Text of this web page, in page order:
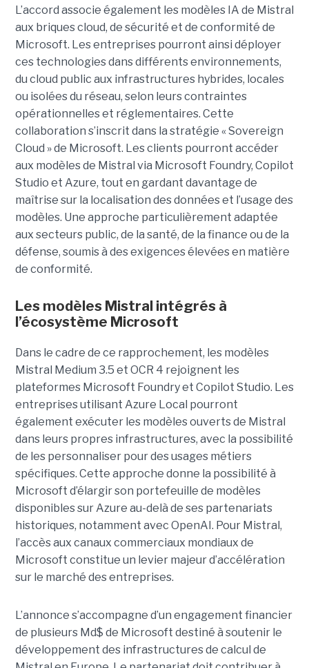
L’accord associe également les modèles IA de Mistral
aux briques cloud, de sécurité et de conformité de
Microsoft. Les entreprises pourront ainsi déployer
ces technologies dans différents environnements,
du cloud public aux infrastructures hybrides, locales
ou isolées du réseau, selon leurs contraintes
opérationnelles et réglementaires. Cette
collaboration s’inscrit dans la stratégie « Sovereign
Cloud » de Microsoft. Les clients pourront accéder
aux modèles de Mistral via Microsoft Foundry, Copilot
Studio et Azure, tout en gardant davantage de
maîtrise sur la localisation des données et l’usage des
modèles. Une approche particulièrement adaptée
aux secteurs public, de la santé, de la finance ou de la
défense, soumis à des exigences élevées en matière
de conformité.
Les modèles Mistral intégrés à
l’écosystème Microsoft
Dans le cadre de ce rapprochement, les modèles
Mistral Medium 3.5 et OCR 4 rejoignent les
plateformes Microsoft Foundry et Copilot Studio. Les
entreprises utilisant Azure Local pourront
également exécuter les modèles ouverts de Mistral
dans leurs propres infrastructures, avec la possibilité
de les personnaliser pour des usages métiers
spécifiques. Cette approche donne la possibilité à
Microsoft d’élargir son portefeuille de modèles
disponibles sur Azure au-delà de ses partenariats
historiques, notamment avec OpenAI. Pour Mistral,
l’accès aux canaux commerciaux mondiaux de
Microsoft constitue un levier majeur d’accélération
sur le marché des entreprises.
L’annonce s’accompagne d’un engagement financier
de plusieurs Md$ de Microsoft destiné à soutenir le
développement des infrastructures de calcul de